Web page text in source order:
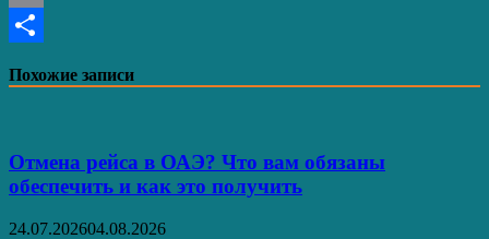
Email
Похожие записи
Отмена рейса в ОАЭ? Что вам обязаны
обеспечить и как это получить
24.07.202604.08.2026